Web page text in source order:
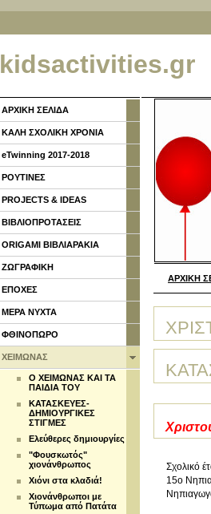
kidsactivities.gr
ΑΡΧΙΚΗ
Σχολικό
15ο
ΑΡΧΙΚΗ ΣΕΛΙΔΑ
ΚΑΛΗ ΣΧΟΛΙΚΗ ΧΡΟΝΙΑ
eTwinning 2017-2018
ΡΟΥΤΙΝΕΣ
PROJECTS & IDEAS
ΒΙΒΛΙΟΠΡΟΤΑΣΕΙΣ
ORIGAMI ΒΙΒΛΙΑΡΑΚΙΑ
ΖΩΓΡΑΦΙΚΗ
ΕΠΟΧΕΣ
ΜΕΡΑ ΝΥΧΤΑ
ΦΘΙΝΟΠΩΡΟ
ΧΕΙΜΩΝΑΣ
Ο ΧΕΙΜΩΝΑΣ ΚΑΙ ΤΑ
ΠΑΙΔΙΑ ΤΟΥ
ΚΑΤΑΣΚΕΥΕΣ-
ΔΗΜΙΟΥΡΓΙΚΕΣ
ΣΤΙΓΜΕΣ
Ελεύθερες δημιουργίες
"Φουσκωτός"
χιονάνθρωπος
Χιόνι στα κλαδιά!
Χιονάνθρωποι με
Τύπωμα από Πατάτα